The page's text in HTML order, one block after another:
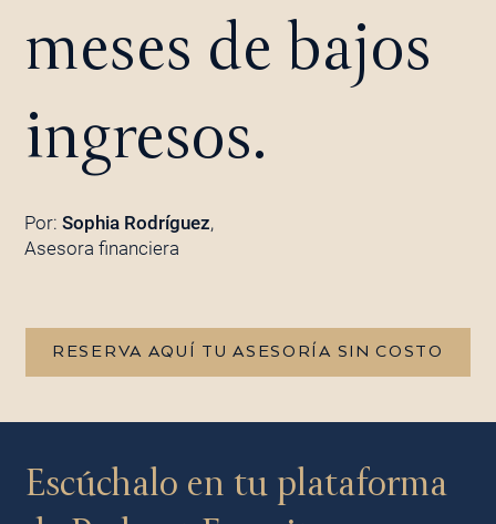
meses de bajos
ingresos.
Por: Sophia Rodríguez,
Asesora financiera
RESERVA AQUÍ TU ASESORÍA SIN COSTO
Escúchalo en tu plataforma